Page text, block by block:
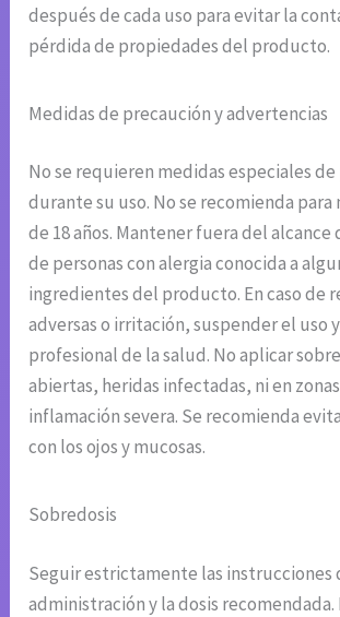
después de cada uso para evitar la
pérdida de propiedades del producto.
Medidas de precaución y advertencias
No se requieren medidas especiales
durante su uso. No se recomienda para
de 18 años. Mantener fuera del alcance
de personas con alergia conocida a
ingredientes del producto. En caso de
adversas o irritación, suspender el uso
profesional de la salud. No aplicar
abiertas, heridas infectadas, ni en
inflamación severa. Se recomienda
con los ojos y mucosas.
Sobredosis
Seguir estrictamente las instrucciones
administración y la dosis recomendada.